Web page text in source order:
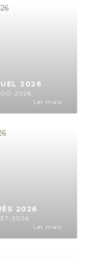
2026
2026
Ler mais ...
2026
2026
Ler mais ...